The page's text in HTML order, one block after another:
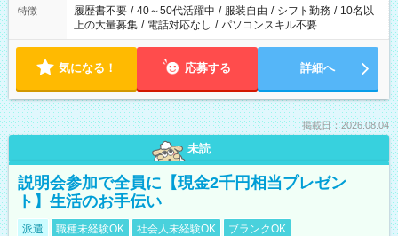
合は応募できません。
特徴 履歴書不要 / 40～50代活躍中 / 服装自由 / シフト勤務 / 10名以
上の大量募集 / 電話対応なし / パソコンスキル不要
気になる！ 応募する 詳細へ
掲載日：2026.08.04
未読
説明会参加で全員に【現金2千円相当プレゼン
ト】生活のお手伝い
派遣 職種未経験OK 社会人未経験OK
ブランクOK